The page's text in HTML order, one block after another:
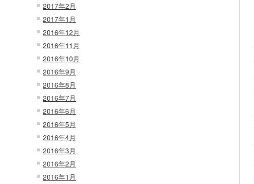
2017年2月
2017年1月
2016年12月
2016年11月
2016年10月
2016年9月
2016年8月
2016年7月
2016年6月
2016年5月
2016年4月
2016年3月
2016年2月
2016年1月